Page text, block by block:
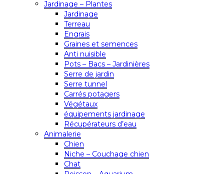
Jardinage – Plantes
Jardinage
Terreau
Engrais
Graines et semences
Anti nuisible
Pots – Bacs – Jardinières
Serre de jardin
Serre tunnel
Carrés potagers
Végétaux
équipements jardinage
Récupérateurs d’eau
Animalerie
Chien
Niche – Couchage chien
Chat